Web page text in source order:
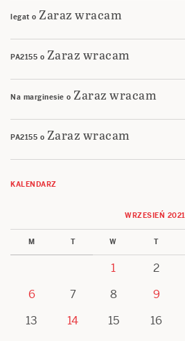
legat o Zaraz wracam
PA2155 o Zaraz wracam
Na marginesie o Zaraz wracam
PA2155 o Zaraz wracam
KALENDARZ
WRZESIEŃ 2021
M T W T
1 2
6
7 8 9
13
14 15 16